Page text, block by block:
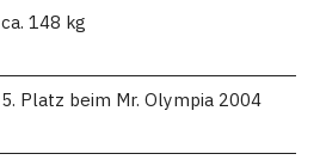
ca. 148 kg
5. Platz beim Mr. Olympia 2004